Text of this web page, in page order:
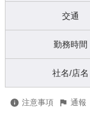
交通
勤務時間
社名/店名
注意事項 通報